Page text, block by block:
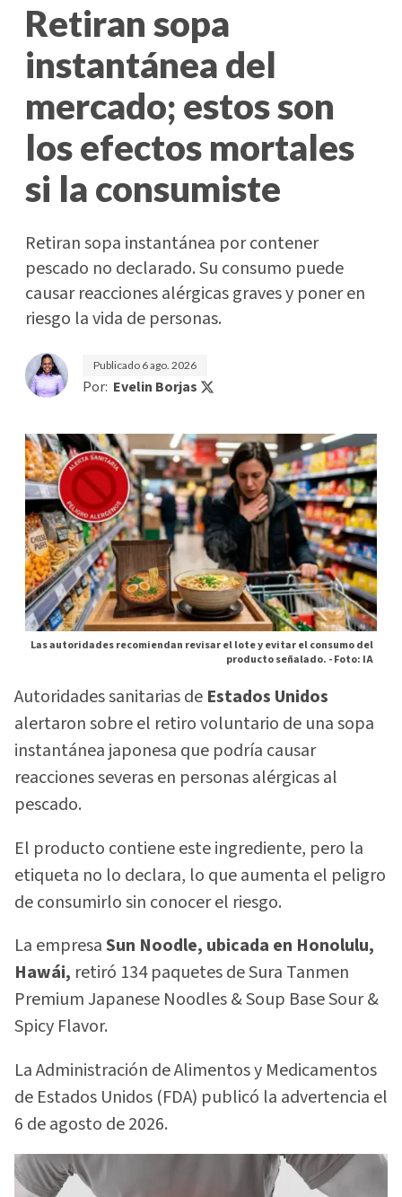
Retiran sopa
instantánea del
mercado; estos son
los efectos mortales
si la consumiste
Retiran sopa instantánea por contener
pescado no declarado. Su consumo puede
causar reacciones alérgicas graves y poner en
riesgo la vida de personas.
Publicado 6 ago. 2026
Por: Evelin Borjas
Las autoridades recomiendan revisar el lote y evitar el consumo del
producto señalado. -Foto: IA
Autoridades sanitarias de Estados Unidos
alertaron sobre el retiro voluntario de una sopa
instantánea japonesa que podría causar
reacciones severas en personas alérgicas al
pescado.
El producto contiene este ingrediente, pero la
etiqueta no lo declara, lo que aumenta el peligro
de consumirlo sin conocer el riesgo.
La empresaSun Noodle, ubicada en Honolulu,
Hawái, retiró 134 paquetes de Sura Tanmen
Premium Japanese Noodles & Soup Base Sour &
Spicy Flavor.
La Administración de Alimentos y Medicamentos
de Estados Unidos (FDA) publicó la advertencia el
6 de agosto de 2026.